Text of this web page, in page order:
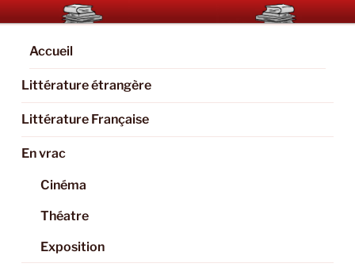
Aller
au
contenu
principal
BOOKAHOLIC.PARIS
Blog Littéraire et Culturel
Accueil
Littérature étrangère
Littérature Française
En vrac
Cinéma
Théatre
Exposition